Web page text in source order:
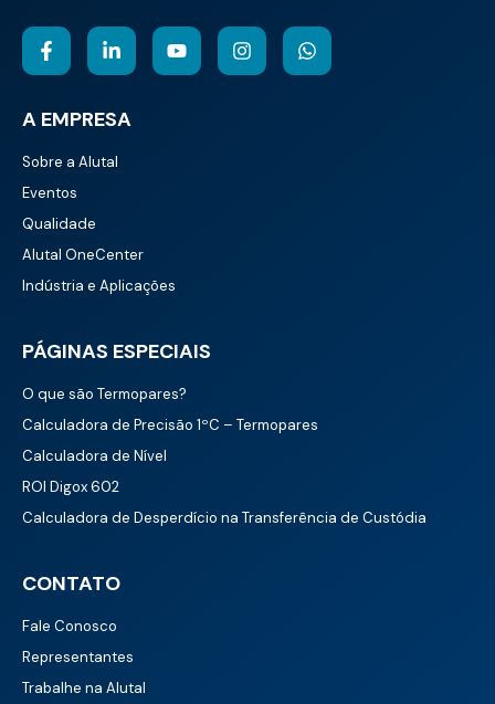
A EMPRESA
Sobre a Alutal
Eventos
Qualidade
Alutal OneCenter
Indústria e Aplicações
PÁGINAS ESPECIAIS
O que são Termopares?
Calculadora de Precisão 1ºC – Termopares
Calculadora de Nível
ROI Digox 602
Calculadora de Desperdício na Transferência de Custódia
CONTATO
Fale Conosco
Representantes
Trabalhe na Alutal